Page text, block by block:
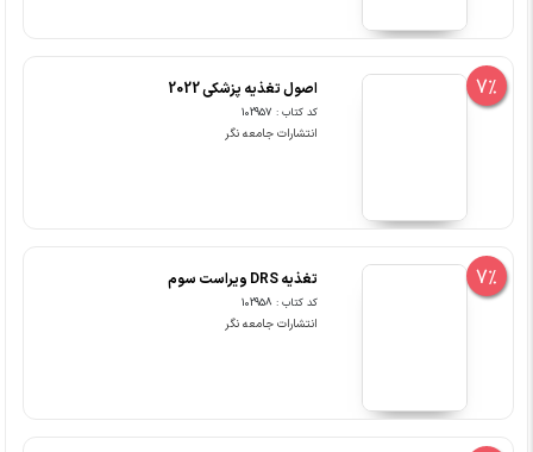
7% اصول تغذیه پزشکی 2022
کد کتاب : 102957
انتشارات جامعه نگر
7% تغذیه DRS ویراست سوم
کد کتاب : 102958
انتشارات جامعه نگر